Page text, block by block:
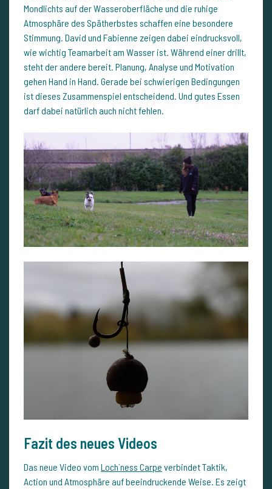
Mondlichts auf der Wasseroberfläche und die ruhige
Atmosphäre des Spätherbstes schaffen eine besondere
Stimmung. David und Fabienne zeigen dabei eindrucksvoll,
wie wichtig Teamarbeit am Wasser ist. Während einer drillt,
steht der andere bereit. Planung, Analyse und Motivation
gehen Hand in Hand. Gerade bei schwierigen Bedingungen
ist dieses Zusammenspiel entscheidend. Und gutes Essen
darf dabei natürlich auch nicht fehlen.
Fazit des neues Videos
Das neue Video vom Loch`ness Carpe verbindet Taktik,
Action und Atmosphäre auf beeindruckende Weise. Es zeigt